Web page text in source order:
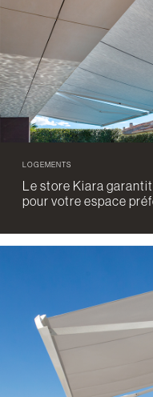
LOGEMENTS
Le store Kiara
pour votre espace